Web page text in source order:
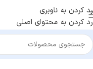
رد کردن به ناوبری
رد کردن به محتوای اصلی
خانه/تجهیزات ذخیره سازی